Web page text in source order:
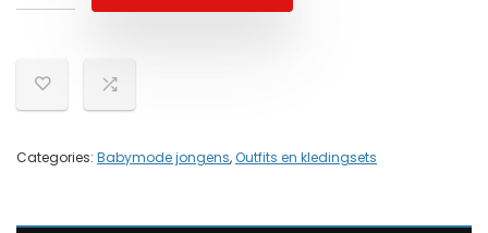
Categories: Babymode jongens,Outfits en kledingsets